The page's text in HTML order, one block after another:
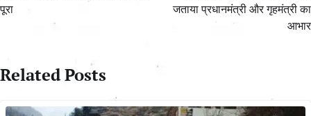
पूरा
जताया प्रधानमंत्री और गृहमंत्री का
आभार
Related Posts